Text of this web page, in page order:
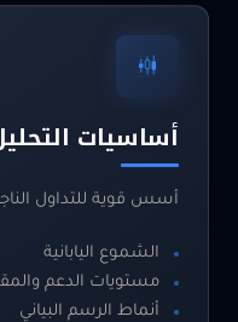
أساسيات
أسس قوية للتداول
الشموع اليابانية
مستويات الدعم
أنماط الرسم البياني